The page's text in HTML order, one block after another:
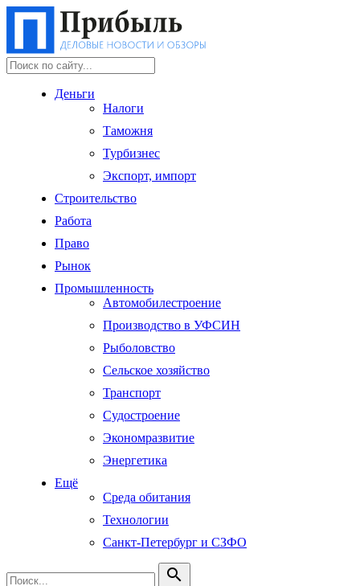
Деньги
Налоги
Таможня
Турбизнес
Экспорт, импорт
Строительство
Работа
Право
Рынок
Промышленность
Автомобилестроение
Производство в УФСИН
Рыболовство
Сельское хозяйство
Транспорт
Судостроение
Экономразвитие
Энергетика
Ещё
Среда обитания
Технологии
Санкт-Петербург и СЗФО
search